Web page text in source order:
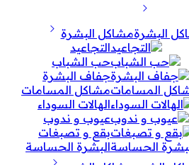
مشاكل البشرة
التجاعيد
حب الشباب
جفاف البشرة
مشاكل المسامات
الهالات السوداء
عيوب و ندوب
بقع و تصبغات
البشرة الحساسة